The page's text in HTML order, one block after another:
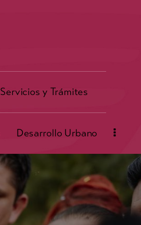
Servicios y Trámites
Desarrollo Urbano